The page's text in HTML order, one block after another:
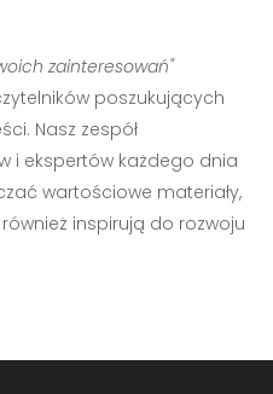
zainteresowań"
poszukujących
Nasz zespół
i ekspertów każdego dnia
wartościowe materiały,
inspirują do rozwoju